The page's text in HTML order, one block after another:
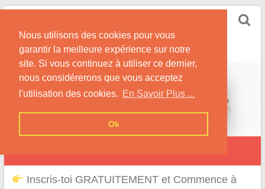
Nous utilisons des cookies pour vous
garantir la meilleure expérience sur notre
site. Si vous continuez à utiliser ce dernier,
nous considérerons que vous acceptez
l'utilisation des cookies. En Savoir Plus ...
Ok
Skip
content
Conseils pour des Rencontres Coquines avec des
Afros !
Inscris-toi GRATUITEMENT et Commence à